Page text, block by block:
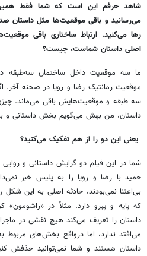
شاهد حرفم این است که شما فقط
میرسانید و باقی موقعیتها مثل داستان
رها میکنید. ارتباط ساختاری باقی موقعیت
اصلی داستان شماست، چیست؟
ما سه موقعیت داخل ساختمان سهطبقه
موقعیت رمانتیک رضا و رویا در صحنه آخر.
سه طبقه و موقعیتهایش باقی میماند.
داستان، من بهش میگویم بخش داستانی و
یعنی این دو را از هم تفکیک میکنید؟
شما در این فیلم دو گرایش داستانی و روایی
حمید با رضا و رویا را به پلیس خبر نمی
بیاعتنا نمیبودند، حادثه اصلی به این شکل
که پایه و پیرو دارد. مثلاً در«راشومون»
داستان را تعریف میکند هیچ نقشی در
میافتد ندارد، اما درواقع بخشهای مربوط
داستان هستند و شما نمیتوانید حذفش